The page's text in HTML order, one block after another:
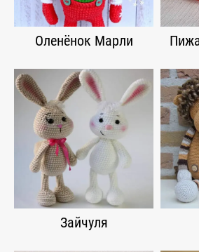
Оленёнок Марли
Зайчуля